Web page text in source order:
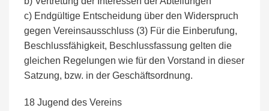
c) Endgültige Entscheidung über den Widerspruch
gegen Vereinsausschluss (3) Für die Einberufung,
Beschlussfähigkeit, Beschlussfassung gelten die
gleichen Regelungen wie für den Vorstand in dieser
Satzung, bzw. in der Geschäftsordnung.
18 Jugend des Vereins